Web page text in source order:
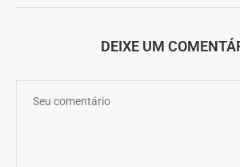
DEIXE UM